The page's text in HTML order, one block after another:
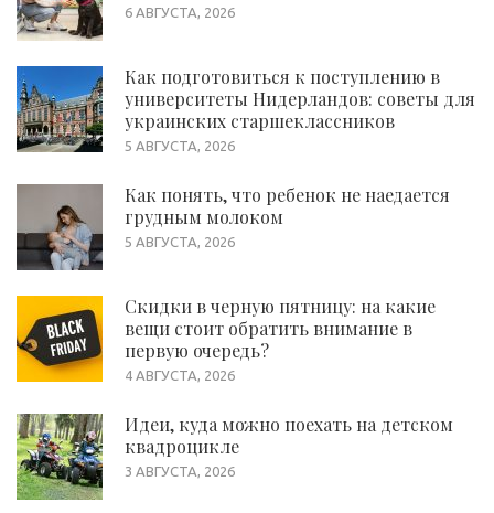
6 АВГУСТА, 2026
Как подготовиться к поступлению в
университеты Нидерландов: советы для
украинских старшеклассников
5 АВГУСТА, 2026
Как понять, что ребенок не наедается
грудным молоком
5 АВГУСТА, 2026
Скидки в черную пятницу: на какие
вещи стоит обратить внимание в
первую очередь?
4 АВГУСТА, 2026
Идеи, куда можно поехать на детском
квадроцикле
3 АВГУСТА, 2026